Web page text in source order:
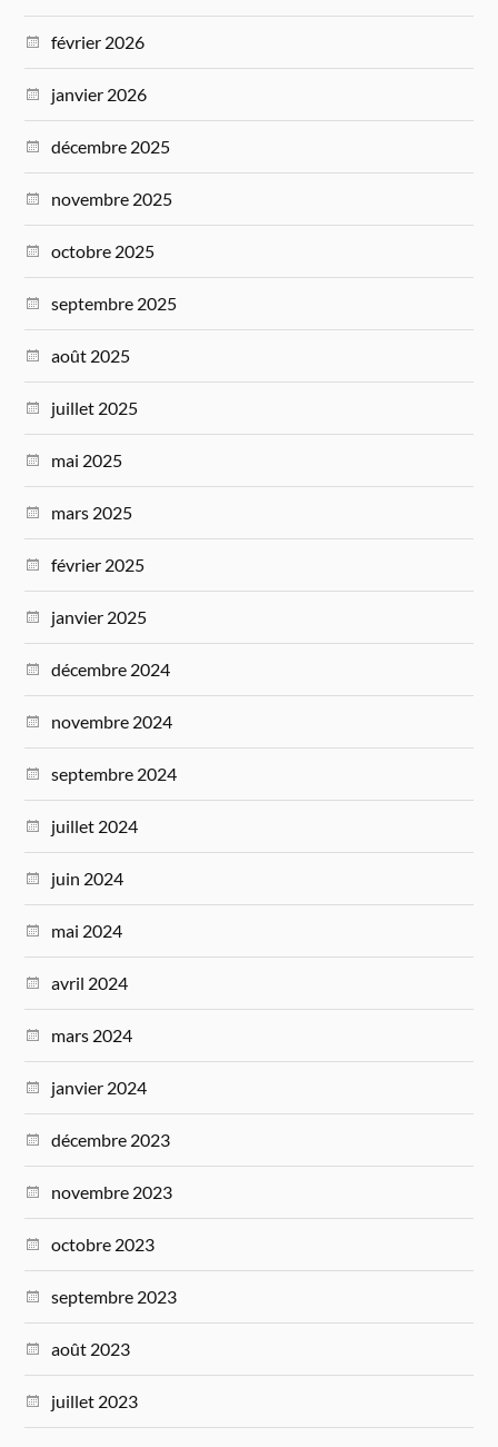
février 2026
janvier 2026
décembre 2025
novembre 2025
octobre 2025
septembre 2025
août 2025
juillet 2025
mai 2025
mars 2025
février 2025
janvier 2025
décembre 2024
novembre 2024
septembre 2024
juillet 2024
juin 2024
mai 2024
avril 2024
mars 2024
janvier 2024
décembre 2023
novembre 2023
octobre 2023
septembre 2023
août 2023
juillet 2023